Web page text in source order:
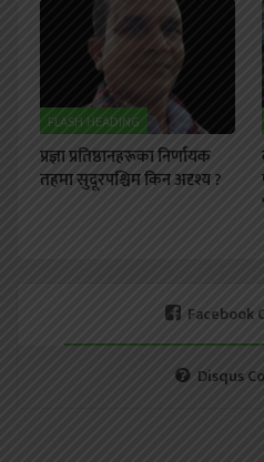
FLASH HEADING
प्रज्ञा प्रतिष्ठानहरूका निर्णायक
तहमा सुदूरपश्चिम किन अदृश्य ?
Facebook
Disqus